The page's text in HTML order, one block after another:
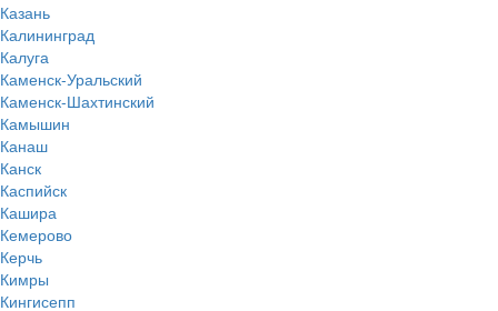
Казань
Калининград
Калуга
Каменск-Уральский
Каменск-Шахтинский
Камышин
Канаш
Канск
Каспийск
Кашира
Кемерово
Керчь
Кимры
Кингисепп